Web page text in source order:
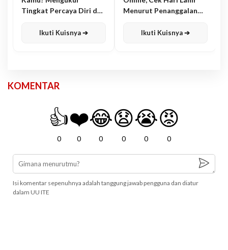
Tingkat Percaya Diri dan
Ikuti Kuisnya ➔
Menurut Penanggalan
Ikuti Kuisnya ➔
KOMENTAR
👍
0
❤️
0
😂
0
😧
0
😭
0
😡
0
Isi komentar sepenuhnya adalah tanggung jawab pengguna dan diatur
dalam UU ITE